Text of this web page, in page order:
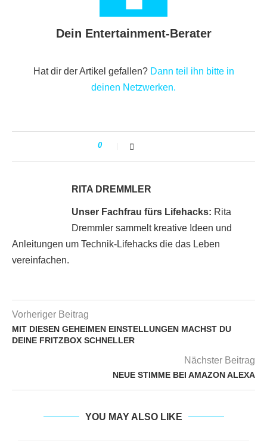
Dein Entertainment-Berater
Hat dir der Artikel gefallen? Dann teil ihn bitte in
deinen Netzwerken.
0
RITA DREMMLER
Unser Fachfrau fürs Lifehacks: Rita
Dremmler sammelt kreative Ideen und
Anleitungen um Technik-Lifehacks die das Leben
vereinfachen.
Vorheriger Beitrag
MIT DIESEN GEHEIMEN EINSTELLUNGEN MACHST DU
DEINE FRITZBOX SCHNELLER
Nächster Beitrag
NEUE STIMME BEI AMAZON ALEXA
YOU MAY ALSO LIKE